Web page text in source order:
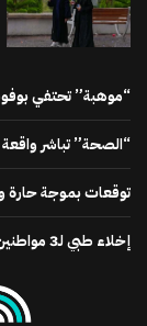
“موهبة” تحتفي بوفود “إنسو 2026”
“الصحة” تباشر
توقعات بموجة حارة
إخلاء طبي لـ3 مواطنين من مصر إلى المملكة